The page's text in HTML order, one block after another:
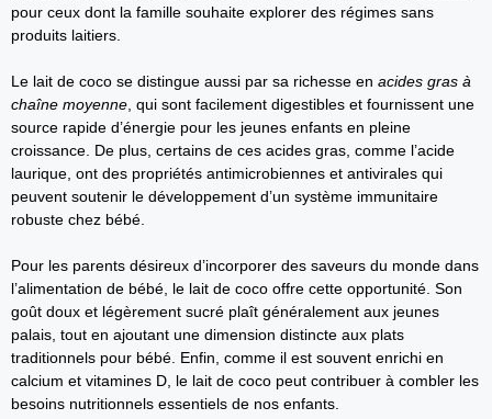
pour ceux dont la famille souhaite explorer des régimes sans
produits laitiers.
Le lait de coco se distingue aussi par sa richesse en acides gras à
chaîne moyenne , qui sont facilement digestibles et fournissent une
source rapide d’énergie pour les jeunes enfants en pleine
croissance. De plus, certains de ces acides gras, comme l’acide
laurique, ont des propriétés antimicrobiennes et antivirales qui
peuvent soutenir le développement d’un système immunitaire
robuste chez bébé.
Pour les parents désireux d’incorporer des saveurs du monde dans
l’alimentation de bébé, le lait de coco offre cette opportunité. Son
goût doux et légèrement sucré plaît généralement aux jeunes
palais, tout en ajoutant une dimension distincte aux plats
traditionnels pour bébé. Enfin, comme il est souvent enrichi en
calcium et vitamines D, le lait de coco peut contribuer à combler les
besoins nutritionnels essentiels de nos enfants.